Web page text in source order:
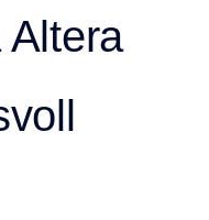
Altera